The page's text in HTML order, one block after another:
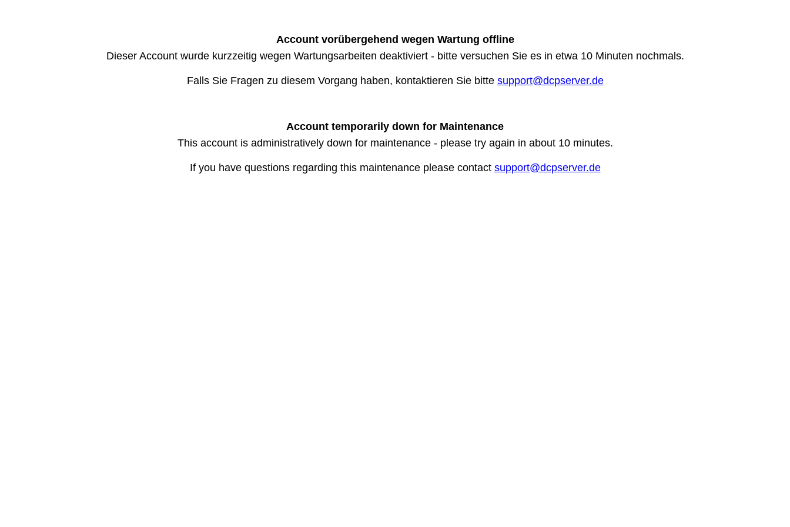
Account vorübergehend wegen Wartung offline
Dieser Account wurde kurzzeitig wegen Wartungsarbeiten deaktiviert - bitte versuchen Sie es in etwa 10 Minuten nochmals.
Falls Sie Fragen zu diesem Vorgang haben, kontaktieren Sie bitte support@dcpserver.de
Account temporarily down for Maintenance
This account is administratively down for maintenance - please try again in about 10 minutes.
If you have questions regarding this maintenance please contact support@dcpserver.de